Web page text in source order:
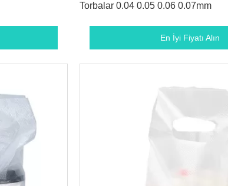
Torbalar 0.04 0.05 0.06 0.07mm
En İyi Fiyatı Alın